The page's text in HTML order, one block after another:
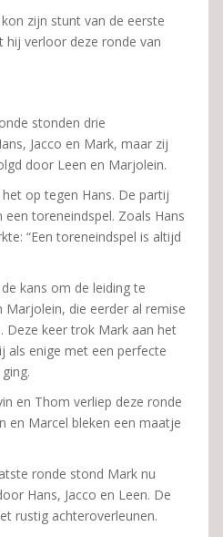
zijn stunt van de eerste
hij verloor deze ronde van
stonden drie
Jacco en Mark, maar zij
door Leen en Marjolein.
op tegen Hans. De partij
een toreneindspel. Zoals Hans
“Een toreneindspel is altijd
kans om de leiding te
Marjolein, die eerder al remise
Deze keer trok Mark aan het
als enige met een perfecte
en Thom verliep deze ronde
en Marcel bleken een maatje
ronde stond Mark nu
Hans, Jacco en Leen. De
rustig achteroverleunen.